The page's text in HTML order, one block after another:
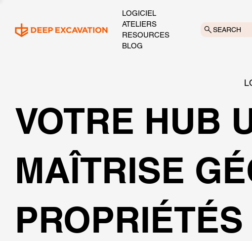
LOGICIEL
ATELIERS
RESOURCES
BLOG
SEARCH
VOTRE HUB
MAÎTRISE